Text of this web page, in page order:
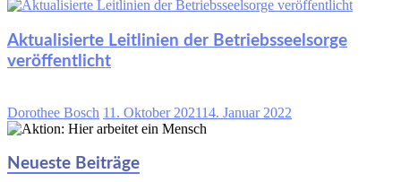
Aktualisierte Leitlinien der Betriebsseelsorge
veröffentlicht
Dorothee Bosch 11. Oktober 202114. Januar 2022
Neueste Beiträge